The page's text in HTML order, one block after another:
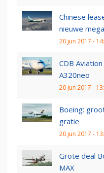
Chinese
nieuwe
20 jun 2017 -
CDB
A320neo
20 jun 2017 -
Boeing:
gratie
20 jun 2017 -
Grote deal
MAX